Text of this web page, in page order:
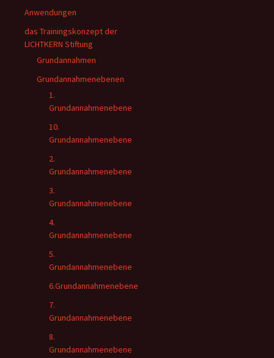
Anwendungen
das Trainingskonzept der
LICHTKERN Stiftung
Grundannahmen
Grundannahmenebenen
1.
Grundannahmenebene
10.
Grundannahmenebene
2.
Grundannahmenebene
3.
Grundannahmenebene
4.
Grundannahmenebene
5.
Grundannahmenebene
6.Grundannahmenebene
7.
Grundannahmenebene
8.
Grundannahmenebene